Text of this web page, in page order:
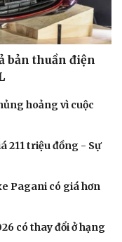
bản thuần điện
hoảng vì cuộc
211 triệu đồng - Sự
Pagani có giá hơn
có thay đổi ở hạng